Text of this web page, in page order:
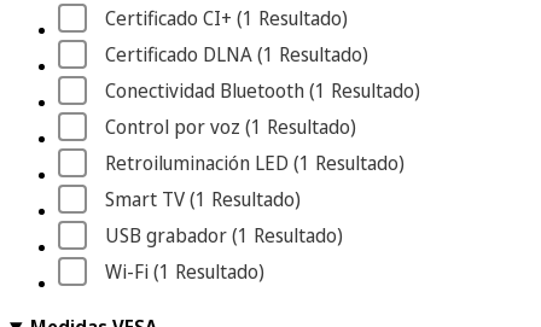
Certificado CI+ (1 Resultado)
Certificado DLNA (1 Resultado)
Conectividad Bluetooth (1 Resultado)
Control por voz (1 Resultado)
Retroiluminación LED (1 Resultado)
Smart TV (1 Resultado)
USB grabador (1 Resultado)
Wi-Fi (1 Resultado)